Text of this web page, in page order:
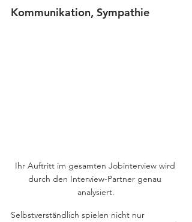
Kommunikation, Sympathie
Ihr Auftritt im gesamten Jobinterview wird
durch den Interview-Partner genau
analysiert.
Selbstverständlich spielen nicht nur